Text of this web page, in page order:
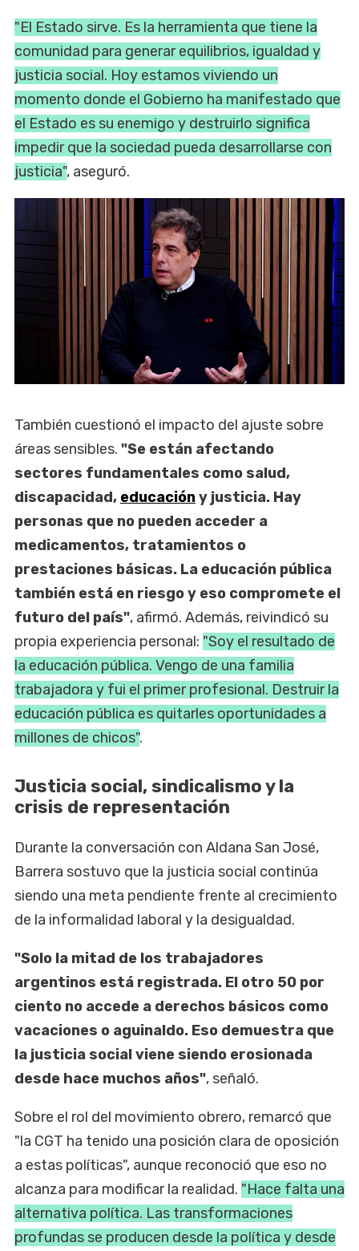
"El Estado sirve. Es la herramienta que tiene la
comunidad para generar equilibrios, igualdad y
justicia social. Hoy estamos viviendo un
momento donde el Gobierno ha manifestado que
el Estado es su enemigo y destruirlo significa
impedir que la sociedad pueda desarrollarse con
justicia", aseguró.
También cuestionó el impacto del ajuste sobre
áreas sensibles. "Se están afectando
sectores fundamentales como salud,
discapacidad, educacióny justicia. Hay
personas que no pueden acceder a
medicamentos, tratamientos o
prestaciones básicas. La educación pública
también está en riesgo y eso compromete el
futuro del país", afirmó. Además, reivindicó su
propia experiencia personal: "Soy el resultado de
la educación pública. Vengo de una familia
trabajadora y fui el primer profesional. Destruir la
educación pública es quitarles oportunidades a
millones de chicos".
Justicia social, sindicalismo y la
crisis de representación
Durante la conversación con Aldana San José,
Barrera sostuvo que la justicia social continúa
siendo una meta pendiente frente al crecimiento
de la informalidad laboral y la desigualdad.
"Solo la mitad de los trabajadores
argentinos está registrada. El otro 50 por
ciento no accede a derechos básicos como
vacaciones o aguinaldo. Eso demuestra que
la justicia social viene siendo erosionada
desde hace muchos años", señaló.
Sobre el rol del movimiento obrero, remarcó que
"la CGT ha tenido una posición clara de oposición
a estas políticas", aunque reconoció que eso no
alcanza para modificar la realidad. "Hace falta una
alternativa política. Las transformaciones
profundas se producen desde la política y desde